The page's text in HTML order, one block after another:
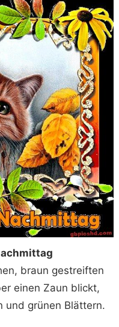
braun gestreiften
einen Zaun blickt,
und grünen Blättern.